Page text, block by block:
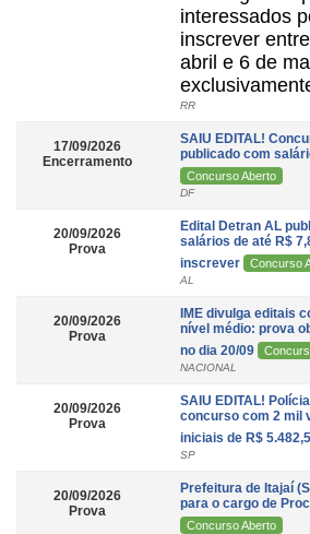
interessados
inscrever
abril e 6 de
RR
17/09/2026
Encerramento
SAIU EDITAL!
publicado com
Concurso Aberto
DF
20/09/2026
Prova
Edital Detran AL
salários de até R$
inscrever
Concurso
AL
20/09/2026
Prova
IME divulga editais
nível médio: prova
no dia 20/09
NACIONAL
20/09/2026
Prova
SAIU EDITAL!
concurso com 2 mil
iniciais de R$
SP
20/09/2026
Prova
Prefeitura de Itajaí
para o cargo de
Concurso Aberto